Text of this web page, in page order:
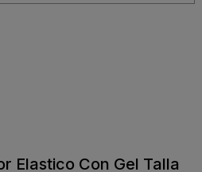
Elastico Con Gel Talla